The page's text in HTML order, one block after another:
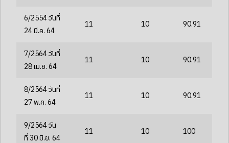
6/2554 วันที่
24 มี.ค. 64
11 10 90.91
7/2564 วันที่
28 เม.ย. 64
11 10 90.91
8/2564 วันที่
27 พ.ค. 64
11 10 90.91
9/2564วัน
ที่ 30มิ.ย.64
11 10 100